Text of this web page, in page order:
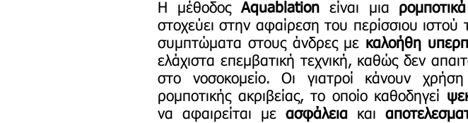
Η μέθοδοςAquablation είναι μια
στοχεύει στην αφαίρεση του περίσσιου
συμπτώματα στους άνδρες με καλοήθη
ελάχιστα επεμβατική τεχνική, καθώς δεν
στο νοσοκομείο. Οι γιατροί κάνουν
ρομποτικής ακριβείας, το οποίο καθοδηγεί
να αφαιρείται με ασφάλεια και